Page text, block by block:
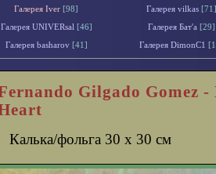
Галерея Iver [98] Галерея vilkas [71]
Галерея UNIVERsal [46] Галерея Бат'а [29]
Галерея basharov [41] Галерея DimonС1
Gilgado Gоmez -
Калька/фольга 30 х 30 см